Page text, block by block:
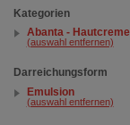
Kategorien
Abanta - Hautcreme
(auswahl entfernen)
Darreichungsform
Emulsion
(auswahl entfernen)